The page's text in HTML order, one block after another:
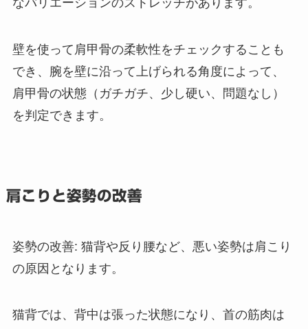
壁を使って肩甲骨の柔軟性をチェックすることも
でき、腕を壁に沿って上げられる角度によって、
肩甲骨の状態（ガチガチ、少し硬い、問題なし）
を判定できます。
肩こりと姿勢の改善
姿勢の改善: 猫背や反り腰など、悪い姿勢は肩こり
の原因となります。
猫背では、背中は張った状態になり、首の筋肉は